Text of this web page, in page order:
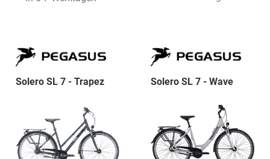
Solero SL 7 - Trapez Solero SL 7 - Wave